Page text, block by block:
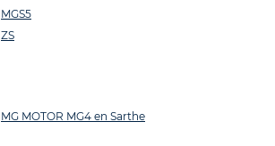
MGS5
ZS
MG MOTOR MG4 en Sarthe